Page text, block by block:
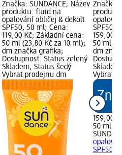
Značka: SUNDANCE; Název
produktu: fluid na
opalování obličej & dekolt
SPF50, 50 ml; Cena:
119,00 Kč; Základní cena:
50 ml (23,80 Kč za 10 ml);
dm značka grafika;
Dostupnost: Status zelený
Skladem, Status šedý
Vybrat prodejnu dm
Značka:
159,00
50 ml
dm
Vybrat
159,00
50 ml